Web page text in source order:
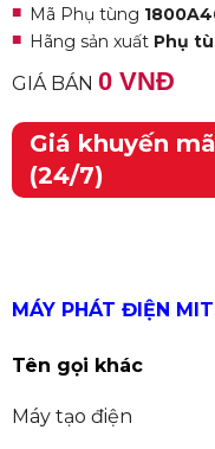
Mã Phụ tùng
Hãng sản xuất Phụ
GIÁ BÁN 0 VNĐ
Giá khuyến
(24/7)
MÁY PHÁT ĐIỆN
Tên gọi khác
Máy tạo điện